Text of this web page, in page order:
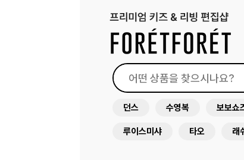
던스 수영복 보보쇼
루이스미샤 타오 래